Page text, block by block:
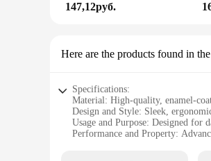
147,12руб.
Here are the products found in the
Specifications:
Material: High-quality, enamel-
Design and Style: Sleek,
Usage and Purpose: Designed for
Performance and Property: